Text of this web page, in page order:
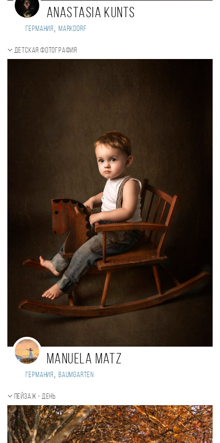
Anastasia Kunts
Германия , Markdorf
Детская фотография
Manuela Matz
Германия, Baumgarten
Пейзаж - день